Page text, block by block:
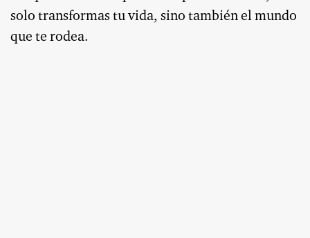
solo transformas tu vida, sino también el mundo
que te rodea.